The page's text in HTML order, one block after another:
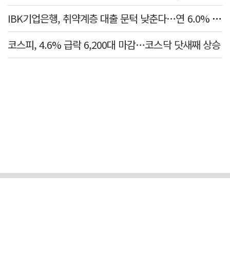
IBK기업은행, 취약계층 대출 문턱 낮춘다…연 6.0% 'i-ONE 햇살론 특례보증' 비대면 출시
코스피, 4.6% 급락 6,200대 마감…코스닥 닷새째 상승